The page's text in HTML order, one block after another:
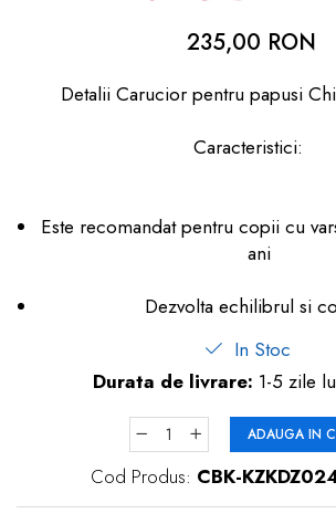
Produse îngrijire copii
Igiena copii
235,00 RON
Detalii Carucior pentru papusi
Caracteristici:
Este recomandat pentru copii cu
ani
Dezvolta echilibrul si
In Stoc
Durata de livrare: 1-5 zile
ADAUGA IN
Cod Produs: CBK-